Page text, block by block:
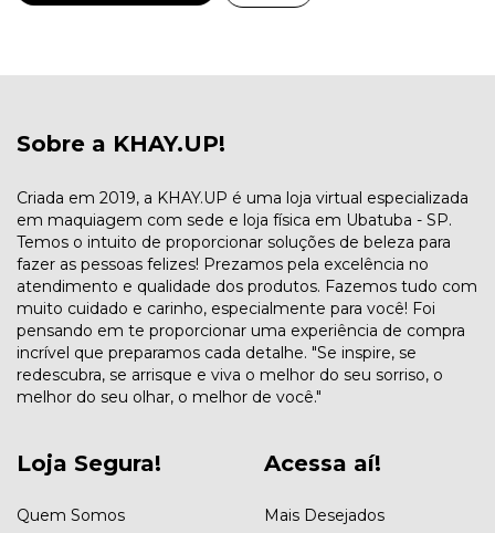
Sobre a KHAY.UP!
Criada em 2019, a KHAY.UP é uma loja virtual especializada
em maquiagem com sede e loja física em Ubatuba - SP.
Temos o intuito de proporcionar soluções de beleza para
fazer as pessoas felizes! Prezamos pela excelência no
atendimento e qualidade dos produtos. Fazemos tudo com
muito cuidado e carinho, especialmente para você! Foi
pensando em te proporcionar uma experiência de compra
incrível que preparamos cada detalhe. "Se inspire, se
redescubra, se arrisque e viva o melhor do seu sorriso, o
melhor do seu olhar, o melhor de você."
Loja Segura!
Quem Somos
Acessa aí!
Mais Desejados